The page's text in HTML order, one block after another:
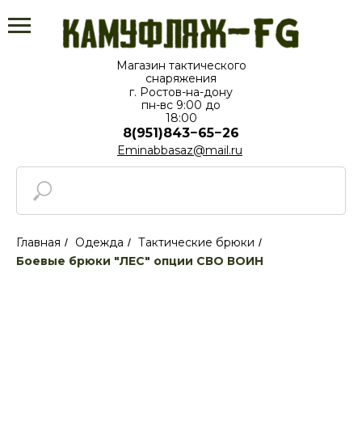
Магазин тактического
снаряжения
г. Ростов-на-дону
пн-вс⁠ 9:00 до
18:00
Eminabbasaz@mail.ru
8(951)843−65−26
Главная / Одежда / Тактические брюки /
Боевые брюки "ЛЕС" опции СВО ВОИН